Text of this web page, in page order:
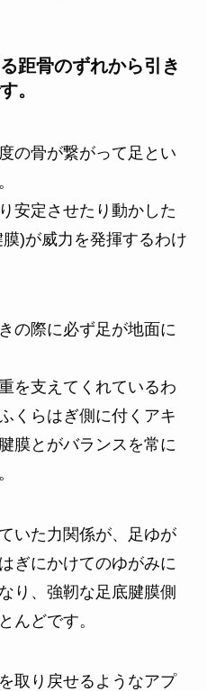
距骨のずれから引き
。
の骨が繋がって足とい
安定させたり動かした
)が威力を発揮するわけ
の際に必ず足が地面に
を支えてくれているわ
くらはぎ側に付くアキ
膜とがバランスを常に
いた力関係が、足ゆが
ぎにかけてのゆがみに
り、強靭な足底腱膜側
んどです。
取り戻せるようなアプ